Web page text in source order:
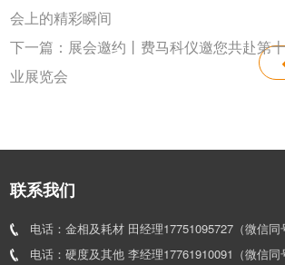
会上的精彩瞬间
下一篇： 展会邀约丨费马科仪邀您共赴第
业展览会
联系我们
电话：金相及耗材 田经理17751095727（微信同
电话：硬度及其他 李经理17761910091（微信同